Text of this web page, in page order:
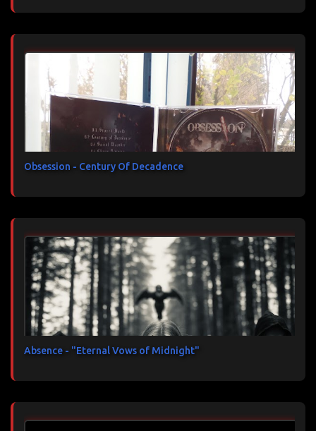
Obsession - Century Of Decadence
Absence - "Eternal Vows of Midnight"